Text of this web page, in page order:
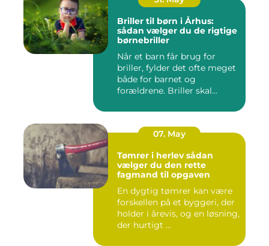
Briller til børn i Århus:
sådan vælger du de rigtige
børnebriller
Når et barn får brug for
briller, fylder det ofte meget
både for barnet og
forældrene. Briller skal...
07. May
Tømrer i herlev sådan
vælger du den rette
fagmand til opgaven
En dygtig tømrer kan være
forskellen på et byggeri, der
holder i årevis, og en løsning,
der hurtigt ...